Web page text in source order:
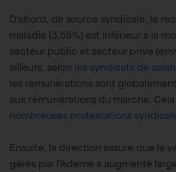
D’abord, de source syndicale, le
maladie (3,55%) est inférieur à la
secteur public et secteur privé
ailleurs, selon les syndicats de
les rémunérations sont
aux rémunérations du marché.
nombreuses protestations
Ensuite, la direction assure que la
gérés par l’Ademe a augmenté